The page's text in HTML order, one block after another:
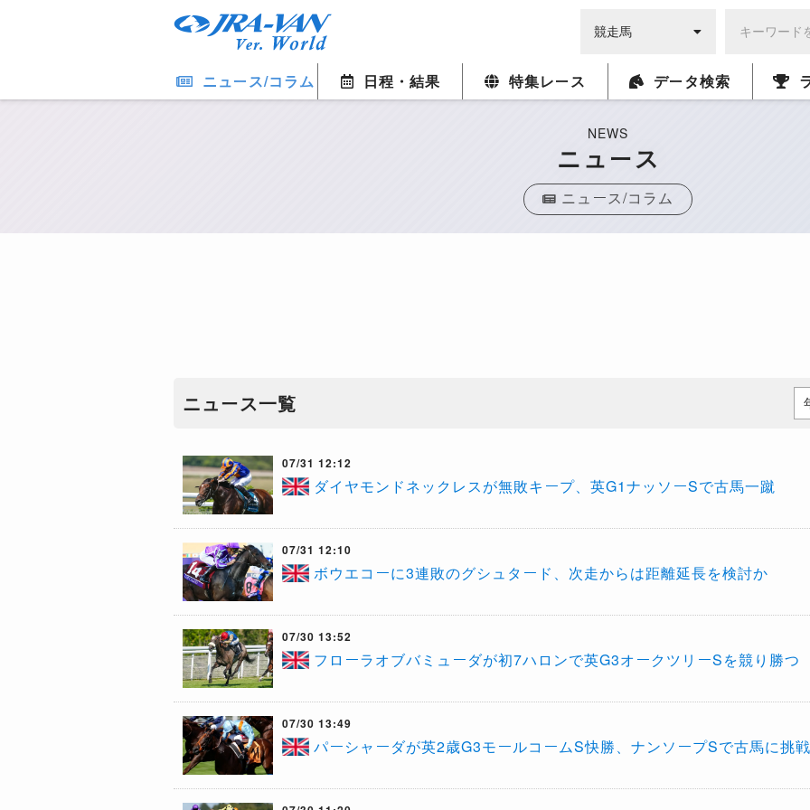
ニュース/コラム 日程・結果 特集レース データ検索
NEWS
ニュース
ニュース/コラム
ニュース一覧
07/31 12:12
ダイヤモンドネックレスが無敗キープ、英G1ナッソーSで古馬一蹴
07/31 12:10
ボウエコーに3連敗のグシュタード、次走からは距離延長を検討か
07/30 13:52
フローラオブバミューダが初7ハロンで英G3オークツリーSを競り勝つ
07/30 13:49
パーシャーダが英2歳G3モールコームS快勝、ナンソープSで古馬に挑